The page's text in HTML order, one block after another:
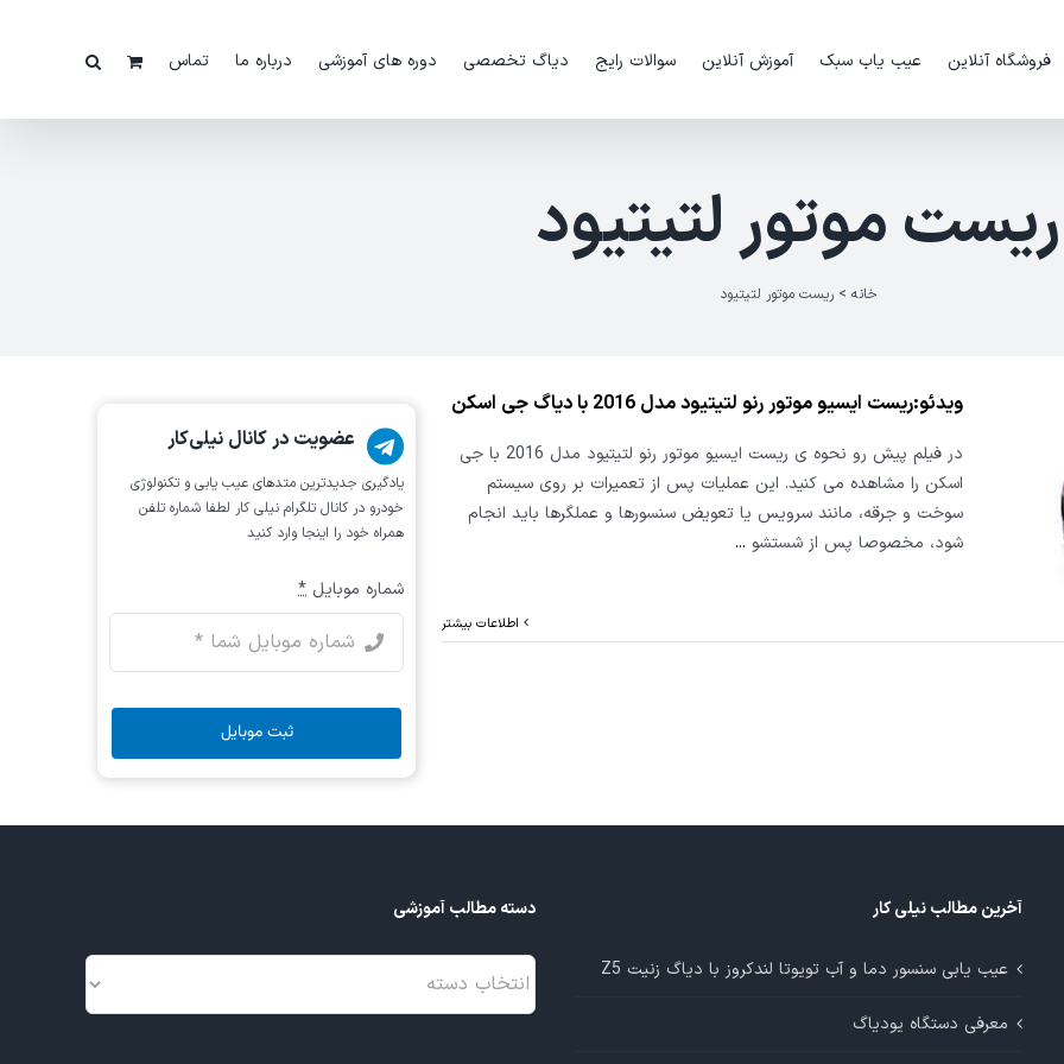
فروشگاه آنلاین عیب یاب سبک آموزش آنلاین سوالات رایج دیاگ تخصصی دوره های آموزشی درباره ما تماس
ریست موتور لتیتیود
خانه >ریست موتور لتیتیود
ویدئو:ریست ایسیو موتور رنو لتیتیود مدل 2016 با دیاگ جی اسکن
در فیلم پیش رو نحوه ی ریست ایسیو موتور رنو لتیتیود مدل 2016 با جی
اسکن را مشاهده می کنید. این عملیات پس از تعمیرات بر روی سیستم
سوخت و جرقه، مانند سرویس یا تعویض سنسورها و عملگرها باید انجام
شود، مخصوصا پس از شستشو ...
اطلاعات بیشتر
عضویت در کانال نیلی‌کار
یادگیری جدیدترین متد‌های عیب یابی‌ و تکنولوژی
خودرو در کانال تلگرام نیلی کار لطفا شماره تلفن
همراه خود را اینجا وارد کنید
شماره موبایل *
ثبت موبایل
آخرین مطالب نیلی کار
عیب یابی سنسور دما و آب تویوتا لندکروز با دیاگ زنیت Z5
معرفی دستگاه یودیاگ
دسته مطالب آموزشی
دسته